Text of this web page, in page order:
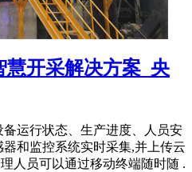
慧开采解决方案_央
运行状态、生产进度、人员安
和监控系统实时采集,并上传云
人员可以通过移动终端随时随 .